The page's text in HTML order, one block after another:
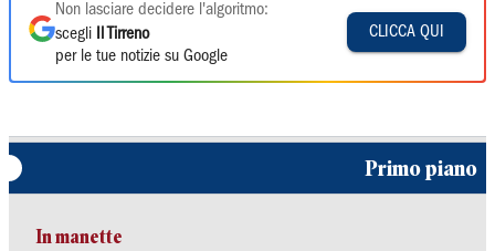
Non lasciare decidere l'algoritmo:
scegli
Il Tirreno
per le tue notizie su Google
CLICCA QUI
Primo piano
In manette